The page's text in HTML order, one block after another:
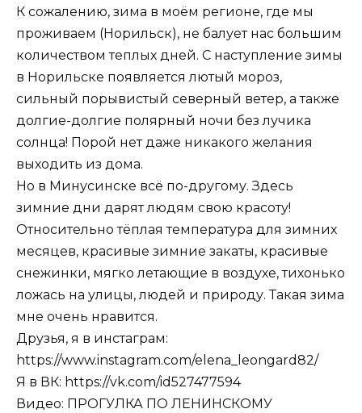
К сожалению, зима в моём регионе, где мы
проживаем (Норильск), не балует нас большим
количеством теплых дней. С наступление зимы
в Норильске появляется лютый мороз,
сильный порывистый северный ветер, а также
долгие-долгие полярный ночи без лучика
солнца! Порой нет даже никакого желания
выходить из дома.
Но в Минусинске всё по-другому. Здесь
зимние дни дарят людям свою красоту!
Относительно тёплая температура для зимних
месяцев, красивые зимние закаты, красивые
снежинки, мягко летающие в воздухе, тихонько
ложась на улицы, людей и природу. Такая зима
мне очень нравится.
Друзья, я в инстаграм:
https://www.instagram.com/elena_leongard82/
Я в ВК: https://vk.com/id527477594​​​​​​​​​​
Видео: ПРОГУЛКА ПО ЛЕНИНСКОМУ